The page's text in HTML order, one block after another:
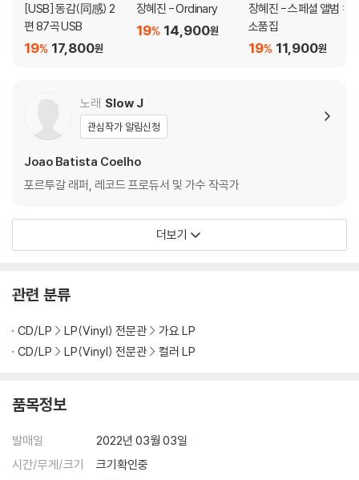
지되도록 디스크 센터 홀 구경이 작게 제작되는 경우가 있습니다. 턴테이
블 스핀들에 맞지 않는 경우에는 전용 제품 등을 이용하여 센터 홀을 조정
하시면 해결됩니다.
불량으로 인한 반품/교환이 가능합니다
※ 컬러 디스크
아래에 해당하는 경우는 불량이 아니므로 개봉 후 반품/교환이 불가합니
2) 컬러 디스크의 특성상 제작 공정시 앨범마다 색상 차이가 나는 경우도
1) 불량으로 인한 반품/교환 요청 시에는 불량 확인을 위해 개봉 시의 동영
상을 요청할 수 있으며, 동영상이 없는 경우 반품/교환이 제한될 수 있습니
관련 사진과 동영상 및 재생 기기 모델명을 첨부하여 첨부하여 고객센터에
문의 바랍니다.
2) LP는 잦은 배송 과정에서 재킷에 손상이 발생할 가능성이 높고 재판매
[USB] 동감(同感) 2
편 87곡 USB
17,800원
19%
장혜진 - Ordinary
14,900원
19%
장혜진 - 스페셜 앨범 :
소품집
11,900원
19%
노래 Slow J
관심작가 알림신청
Joao Batista Coelho
포르투갈 래퍼, 레코드 프로듀서 및 가수 작곡가
더보기
관련 분류
CD/LP LP(Vinyl) 전문관
가요 LP
CD/LP
LP(Vinyl) 전문관 컬러 LP
품목정보
발매일
2022년 03월 03일
시간/무게/크기
크기확인중